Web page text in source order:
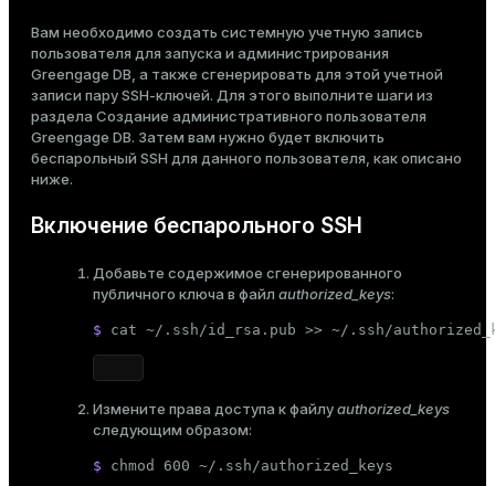
Вам необходимо создать системную учетную запись
пользователя для запуска и администрирования
Greengage DB, а также сгенерировать для этой учетной
записи пару SSH-ключей. Для этого выполните шаги из
раздела Создание административного пользователя
Greengage DB. Затем вам нужно будет включить
беспарольный SSH для данного пользователя, как описано
ниже.
Включение беспарольного SSH
Добавьте содержимое сгенерированного
публичного ключа в файл authorized_keys:
$ cat ~/.ssh/id_rsa.pub >> ~/.ssh/
Измените права доступа к файлуauthorized_keys
следующим образом:
$ chmod 600 ~/.ssh/authorized_keys